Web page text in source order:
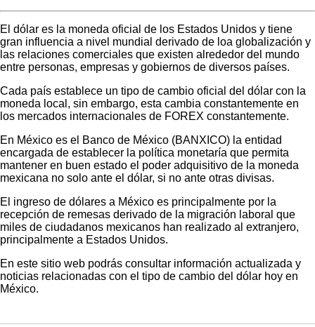
El dólar es la moneda oficial de los Estados Unidos y tiene
gran influencia a nivel mundial derivado de loa globalización y
las relaciones comerciales que existen alrededor del mundo
entre personas, empresas y gobiernos de diversos países.
Cada país establece un tipo de cambio oficial del dólar con la
moneda local, sin embargo, esta cambia constantemente en
los mercados internacionales de FOREX constantemente.
En México es el Banco de México (BANXICO) la entidad
encargada de establecer la política monetaría que permita
mantener en buen estado el poder adquisitivo de la moneda
mexicana no solo ante el dólar, si no ante otras divisas.
El ingreso de dólares a México es principalmente por la
recepción de remesas derivado de la migración laboral que
miles de ciudadanos mexicanos han realizado al extranjero,
principalmente a Estados Unidos.
En este sitio web podrás consultar información actualizada y
noticias relacionadas con el tipo de cambio del dólar hoy en
México.